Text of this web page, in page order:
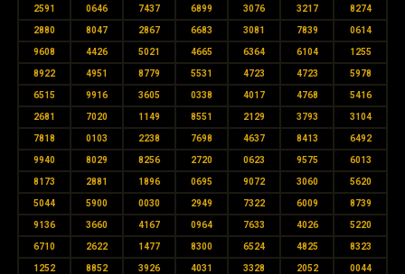
2591 0646 7437 6899 3076 3217 8274
2880 8047 2867 6683 3081 7839 0614
9608 4426 5021 4665 6364 6104 1255
8922 4951 8779 5531 4723 4723 5978
6515 9916 3605 0338 4017 4768 5416
2681 7020 1149 8551 2129 3793 3104
7818 0103 2238 7698 4637 8413 6492
9940 8029 8256 2720 0623 9575 6013
8173 2881 1896 0695 9072 3060 5620
5044 5900 0030 2949 7322 6009 8739
9136 3660 4167 0964 7633 4026 5220
6710 2622 1477 8300 6524 4825 8323
1252 8852 3926 4031 3328 2052 0044